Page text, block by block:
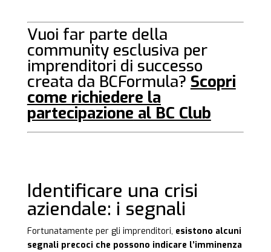
Vuoi far parte della
community esclusiva per
imprenditori di successo
creata da BCFormula? Scopri
come richiedere la
partecipazione al BC Club
Identificare una crisi
aziendale: i segnali
Fortunatamente per gli imprenditori, esistono alcuni
segnali precoci che possono indicare l’imminenza